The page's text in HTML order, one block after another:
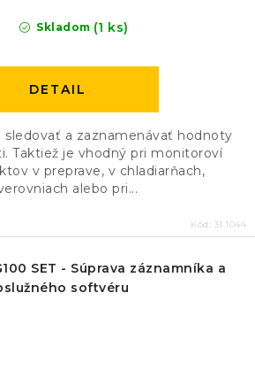
Skladom (1 ks)
DETAIL
sledovať a zaznamenávať hodnoty
Taktiež je vhodný pri monitoroví
v preprave, v chladiarňach,
alebo pri...
Kód: 31.1044
SET - Súprava záznamníka a
softvéru